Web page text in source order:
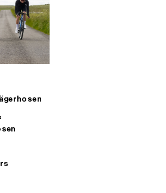
FÜR MÄNNER KAUFEN